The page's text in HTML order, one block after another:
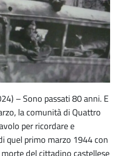
– Sono passati 80 anni. E
la comunità di Quattro
per ricordare e
quel primo marzo 1944 con
del cittadino castellese